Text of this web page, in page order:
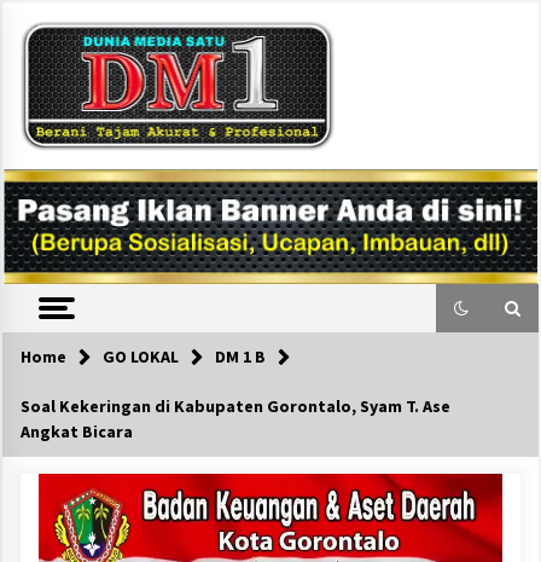
content
DM1
Home GO LOKAL DM 1 B
Soal Kekeringan di Kabupaten Gorontalo, Syam T. Ase
Angkat Bicara